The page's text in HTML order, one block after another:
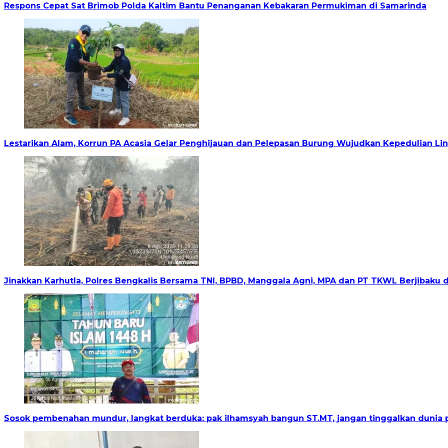
Respons Cepat Sat Brimob Polda Kaltim Bantu Penanganan Kebakaran Permukiman di Samarinda
Lestarikan Alam, Korrun PA Acasia Gelar Penghijauan dan Pelepasan Burung Wujudkan Kepedulian
Jinakkan Karhutla, Polres Bengkalis Bersama TNI, BPBD, Manggala Agni, MPA dan PT TKWL Berjibaku
Sosok pembenahan mundur, langkat berduka: pak ilhamsyah bangun ST.MT, jangan tinggalkan dunia